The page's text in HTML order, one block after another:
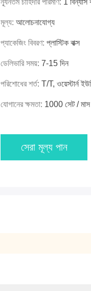
ন্যূনতম চাহিদার পরিমাণ: 1
মূল্য: আলোচনাযোগ্য
প্যাকেজিং বিবরণ: প্লাস্টিক বাক্স
ডেলিভারি সময়: 7-15 দিন
পরিশোধের শর্ত: T/T, ওয়েস্টার্ন
যোগানের ক্ষমতা: 1000 সেট / মাস
সেরা মূল্য পান